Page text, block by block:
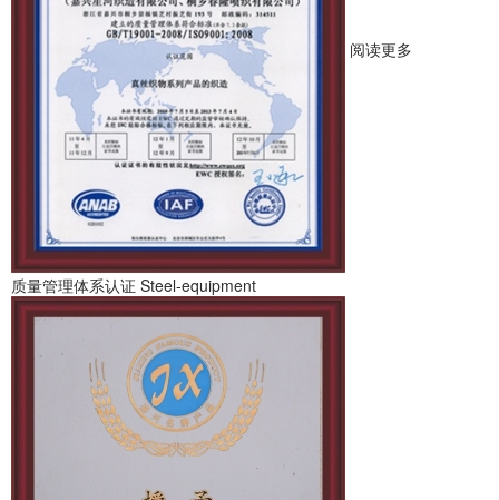
阅读更多
质量管理体系认证 Steel-equipment